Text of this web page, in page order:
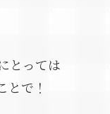
とっては
とで！